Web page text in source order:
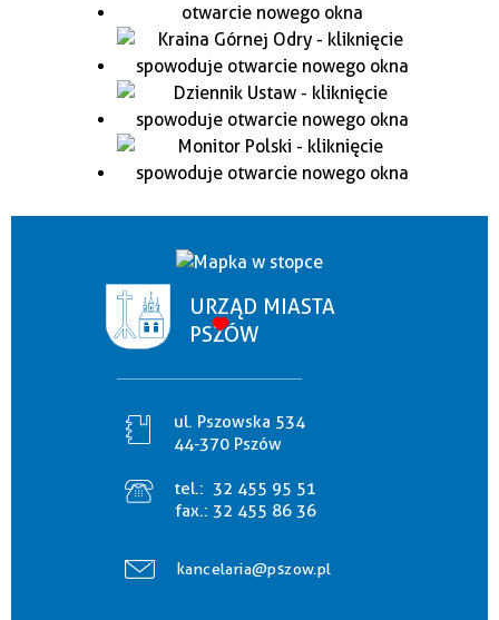
URZĄD MIASTA
PSZÓW
ul. Pszowska 534
44-370 Pszów
tel.: 32 455 95 51
fax.: 32 455 86 36
kancelaria@pszow.pl